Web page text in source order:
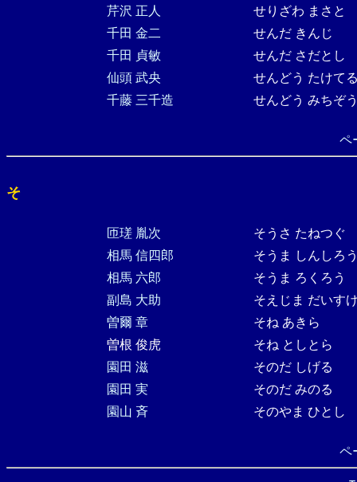
芹沢 正人
せりざわ まさと
千田 金二
せんだ きんじ
千田 貞敏
せんだ さだとし
仙頭 武央
せんどう たけて
千藤 三千造
せんどう みちぞ
ペ
そ
匝瑳 胤次
そうさ たねつぐ
相馬 信四郎
そうま しんしろ
相馬 六郎
そうま ろくろう
副島 大助
そえじま だいす
曽爾 章
そね あきら
曽根 俊虎
そね としとら
園田 滋
そのだ しげる
園田 実
そのだ みのる
園山 斉
そのやま ひとし
ペ